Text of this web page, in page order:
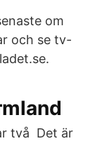
om
och se tv-
två Det är